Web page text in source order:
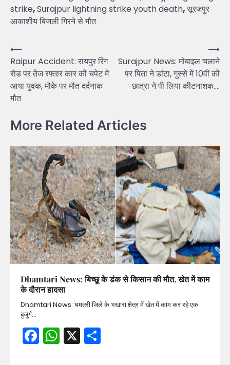
strike,Surajpur lightning strike youth death,सूरजपुर
आकाशीय बिजली गिरने से मौत
Post
navigation
⟵
Raipur Accident: रायपुर रिंग
रोड पर तेज रफ्तार कार की चपेट में
आया युवक, मौके पर मौत दर्दनाक
मौत
Surajpur News: मोबाइल चलाने
पर पिता ने डांटा, गुस्से में 10वीं की
छात्रा ने पी लिया कीटनाशक….
⟶
More Related Articles
Dhamtari News: बिच्छू के डंक से किसान की मौत, खेत में काम
के दौरान हादसा
Dhamtari News: धमतरी जिले के भखारा क्षेत्र में खेत में काम कर रहे एक
बुजुर्ग…
Facebook
WhatsApp
X